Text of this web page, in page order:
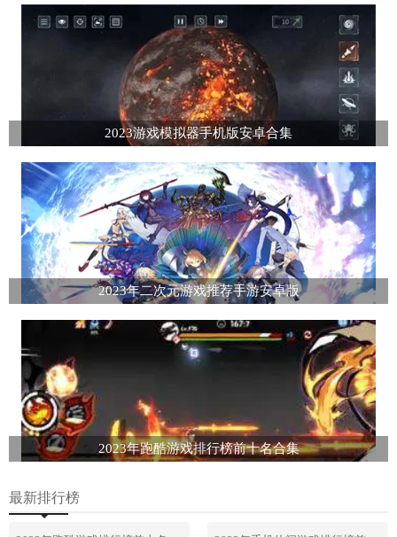
2023游戏模拟器手机版安卓合集
2023年二次元游戏推荐手游安卓版
2023年跑酷游戏排行榜前十名合集
最新排行榜